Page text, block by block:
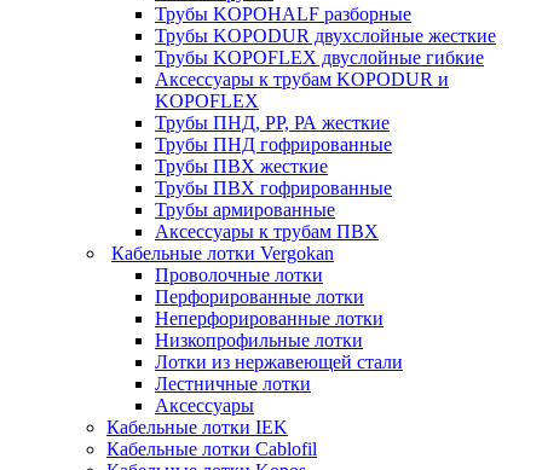
Трубы KOPOHALF разборные
Трубы KOPODUR двухслойные жесткие
Трубы KOPOFLEX двуслойные гибкие
Аксессуары к трубам KOPODUR и
KOPOFLEX
Трубы ПНД, РР, РА жесткие
Трубы ПНД гофрированные
Трубы ПВХ жесткие
Трубы ПВХ гофрированные
Трубы армированные
Аксессуары к трубам ПВХ
Кабельные лотки Vergokan
Проволочные лотки
Перфорированные лотки
Неперфорированные лотки
Низкопрофильные лотки
Лотки из нержавеющей стали
Лестничные лотки
Аксессуары
Кабельные лотки IEK
Кабельные лотки Cablofil